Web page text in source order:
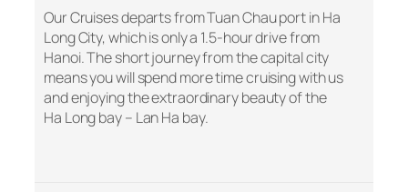
Our Cruises departs from Tuan Chau port in Ha
Long City, which is only a 1.5-hour drive from
Hanoi. The short journey from the capital city
means you will spend more time cruising with us
and enjoying the extraordinary beauty of the
Ha Long bay – Lan Ha bay.